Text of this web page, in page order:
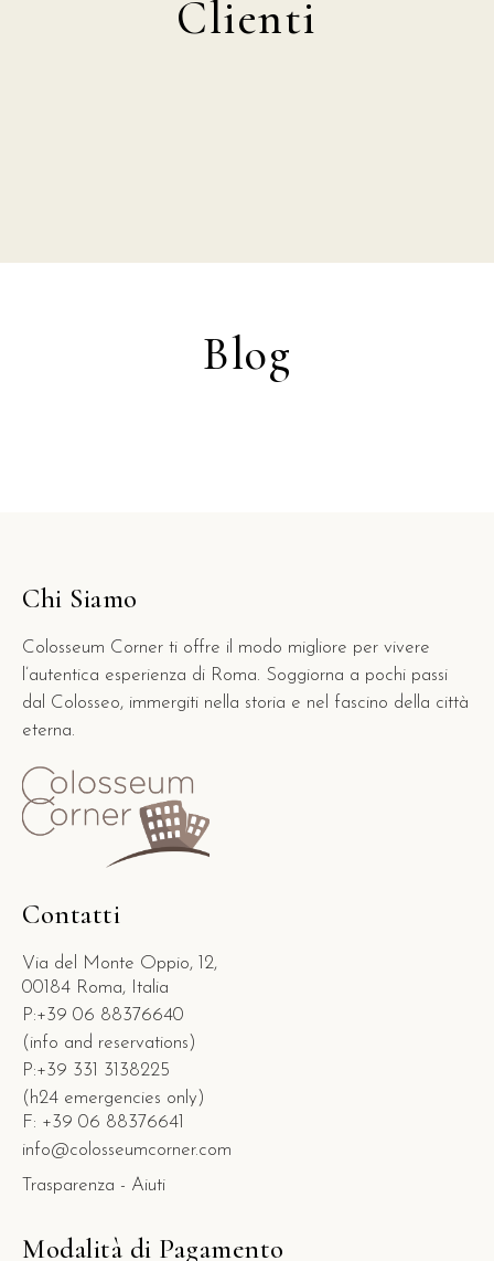
Clienti
Blog
Chi Siamo
Colosseum Corner ti offre il modo migliore per vivere
l’autentica esperienza di Roma. Soggiorna a pochi passi
dal Colosseo, immergiti nella storia e nel fascino della città
eterna.
Contatti
Via del Monte Oppio, 12,
00184 Roma, Italia
P:+39 06 88376640
(info and reservations)
P:+39 331 3138225
(h24 emergencies only)
F: +39 06 88376641
info@colosseumcorner.com
Trasparenza - Aiuti
Modalità di Pagamento